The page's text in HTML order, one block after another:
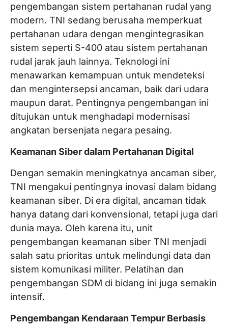
pengembangan sistem pertahanan rudal yang
modern. TNI sedang berusaha memperkuat
pertahanan udara dengan mengintegrasikan
sistem seperti S-400 atau sistem pertahanan
rudal jarak jauh lainnya. Teknologi ini
menawarkan kemampuan untuk mendeteksi
dan mengintersepsi ancaman, baik dari udara
maupun darat. Pentingnya pengembangan ini
ditujukan untuk menghadapi modernisasi
angkatan bersenjata negara pesaing.
Keamanan Siber dalam Pertahanan Digital
Dengan semakin meningkatnya ancaman siber,
TNI mengakui pentingnya inovasi dalam bidang
keamanan siber. Di era digital, ancaman tidak
hanya datang dari konvensional, tetapi juga dari
dunia maya. Oleh karena itu, unit
pengembangan keamanan siber TNI menjadi
salah satu prioritas untuk melindungi data dan
sistem komunikasi militer. Pelatihan dan
pengembangan SDM di bidang ini juga semakin
intensif.
Pengembangan Kendaraan Tempur Berbasis